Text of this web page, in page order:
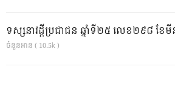
ទស្សនាវដ្ដីប្រជាជន ឆ្នាំទី២៥ លេខ២៩៨ ខែមី
ចំនួនអាន ( 10.5k )